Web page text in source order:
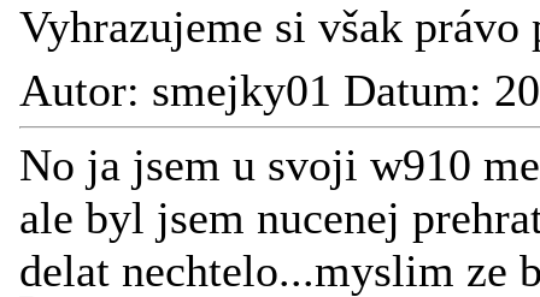
Vyhrazujeme si však
Autor: smejky01 Datum:
No ja jsem u svoji w910
ale byl jsem nucenej
delat nechtelo...myslim ze